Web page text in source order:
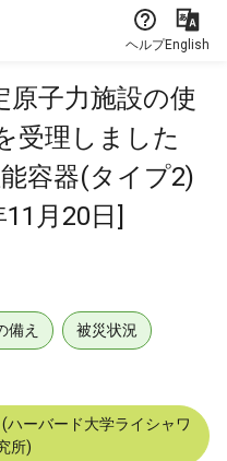
ヘルプEnglish
原子力施設の使
受理しました
容器(タイプ2)
月20日]
備え 被災状況
ハーバード大学ライシャワ
所)